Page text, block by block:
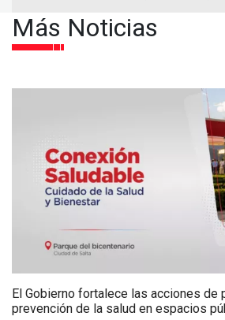
Más Noticias
El Gobierno fortalece las acciones de
prevención de la salud en espacios